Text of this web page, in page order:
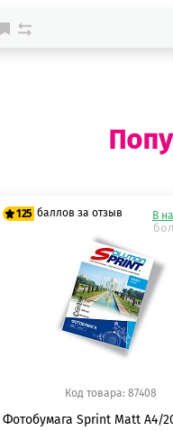
125 баллов за отзыв
125 баллов
125 баллов
В
Код товара: 87408
Фотобумага Sprint Matt A4/